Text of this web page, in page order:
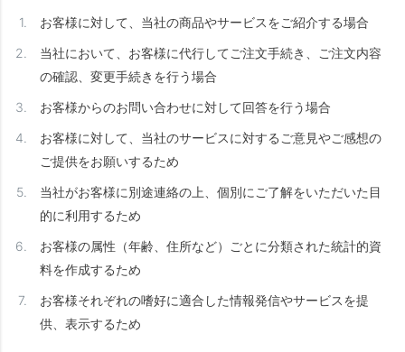
お客様に対して、当社の商品やサービスをご紹介する場合
当社において、お客様に代行してご注文手続き、ご注文内容
の確認、変更手続きを行う場合
お客様からのお問い合わせに対して回答を行う場合
お客様に対して、当社のサービスに対するご意見やご感想の
ご提供をお願いするため
当社がお客様に別途連絡の上、個別にご了解をいただいた目
的に利用するため
お客様の属性（年齢、住所など）ごとに分類された統計的資
料を作成するため
お客様それぞれの嗜好に適合した情報発信やサービスを提
供、表示するため